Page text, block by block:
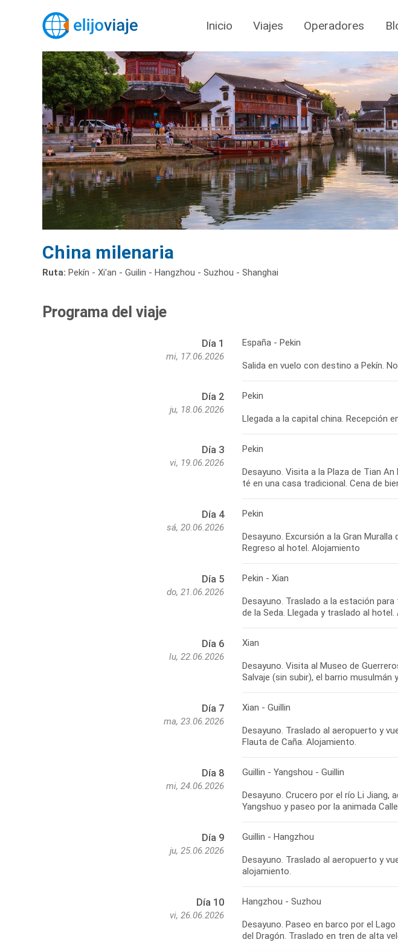
Inicio Viajes Operadores
China milenaria
Ruta: Pekín - Xi'an - Guilin - Hangzhou - Suzhou - Shanghai
Programa del viaje
Día 1
mi, 17.06.2026
España - Pekin
Salida en vuelo con destino a Pekín.
Día 2
ju, 18.06.2026
Pekin
Día 3
vi, 19.06.2026
Pekin
Desayuno. Visita a la Plaza de Tian
Día 4
sá, 20.06.2026
Pekin
Desayuno. Excursión a la Gran
Día 5
do, 21.06.2026
Pekin - Xian
Desayuno. Traslado a la estación
Día 6
lu, 22.06.2026
Xian
Desayuno. Visita al Museo de
Día 7
ma, 23.06.2026
Xian - Guillin
Desayuno. Traslado al aeropuerto y
Día 8
mi, 24.06.2026
Guillin - Yangshou - Guillin
Desayuno. Crucero por el río Li
Día 9
ju, 25.06.2026
Guillin - Hangzhou
Desayuno. Traslado al aeropuerto y
Día 10
vi, 26.06.2026
Hangzhou - Suzhou
Desayuno. Paseo en barco por el